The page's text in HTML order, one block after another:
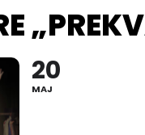
20
MAJ